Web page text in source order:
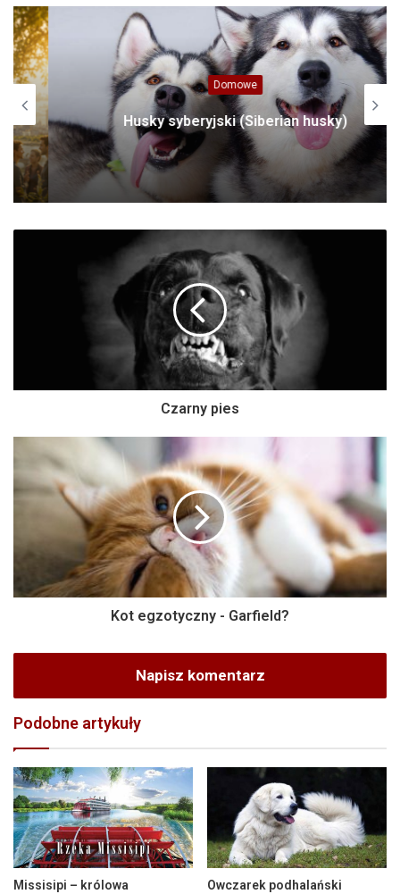
Domowe
Husky syberyjski (Siberian husky)
Czarny pies
Kot egzotyczny - Garfield?
Napisz komentarz
Podobne artykuły
Missisipi – królowa
Owczarek podhalański